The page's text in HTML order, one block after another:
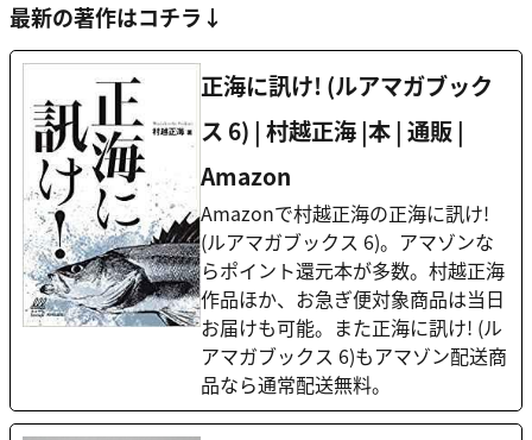
最新の著作はコチラ↓
正海に訊け! (ルアマガブック
ス 6) | 村越正海 |本 | 通販 |
Amazon
Amazonで村越正海の正海に訊け!
(ルアマガブックス 6)。アマゾンな
らポイント還元本が多数。村越正海
作品ほか、お急ぎ便対象商品は当日
お届けも可能。また正海に訊け! (ル
アマガブックス 6)もアマゾン配送商
品なら通常配送無料。